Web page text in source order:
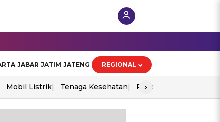
JABAR JATIM JATENG REGIONAL
Mobil Listrik Tenaga Kesehatan Piala Aff 2026
›